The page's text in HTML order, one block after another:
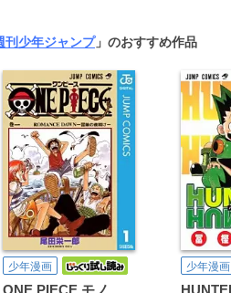
刊少年ジャンプ」のおすすめ作品
少年漫画 少年漫画